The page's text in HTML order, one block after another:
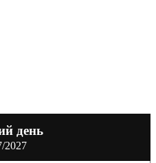
день
2027